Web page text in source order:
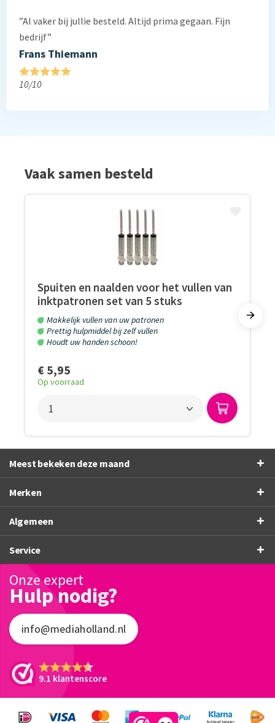
”Al vaker bij jullie besteld. Altijd prima gegaan. Fijn
bedrijf”
Frans Thiemann
10/10
Vaak samen besteld
Spuiten en naalden voor het vullen van
inktpatronen set van 5 stuks
Makkelijk vullen van uw patronen
Prettig hulpmiddel bij zelf vullen
Houdt uw handen schoon!
€ 5,95
Op voorraad
Meest bekeken deze maand
Merken
Algemeen
Service
Onze expert
Hulp nodig?
info@mediaholland.nl
9.1 klantenscore